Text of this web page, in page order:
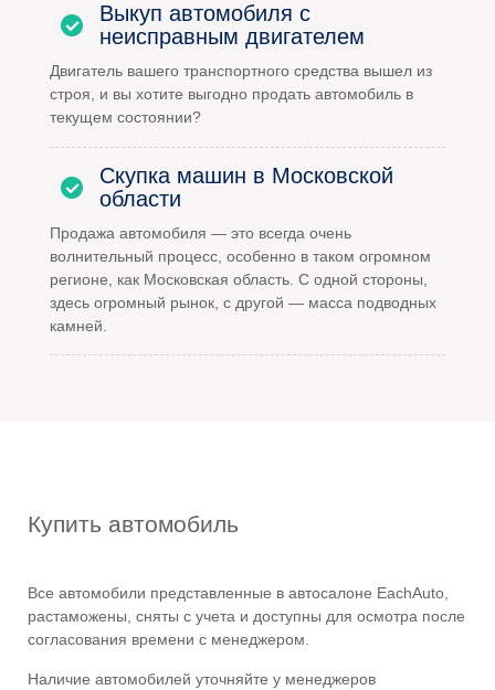
Выкуп автомобиля с
неисправным двигателем
Двигатель вашего транспортного средства вышел из
строя, и вы хотите выгодно продать автомобиль в
текущем состоянии?
Скупка машин в Московской
области
Продажа автомобиля — это всегда очень
волнительный процесс, особенно в таком огромном
регионе, как Московская область. С одной стороны,
здесь огромный рынок, с другой — масса подводных
камней.
Купить автомобиль
Все автомобили представленные в автосалоне EachAuto,
растаможены, сняты с учета и доступны для осмотра после
согласования времени с менеджером.
Наличие автомобилей уточняйте у менеджеров